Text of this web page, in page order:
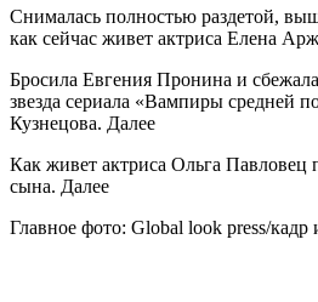
Снималась полностью раздетой,
как сейчас живет актриса Елена
Бросила Евгения Пронина и
звезда сериала «Вампиры средней
Кузнецова. Далее
Как живет актриса Ольга Павловец
сына. Далее
Главное фото: Global look press/кадр